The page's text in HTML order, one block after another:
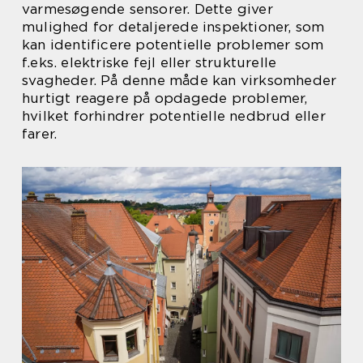
varmesøgende sensorer. Dette giver
mulighed for detaljerede inspektioner, som
kan identificere potentielle problemer som
f.eks. elektriske fejl eller strukturelle
svagheder. På denne måde kan virksomheder
hurtigt reagere på opdagede problemer,
hvilket forhindrer potentielle nedbrud eller
farer.